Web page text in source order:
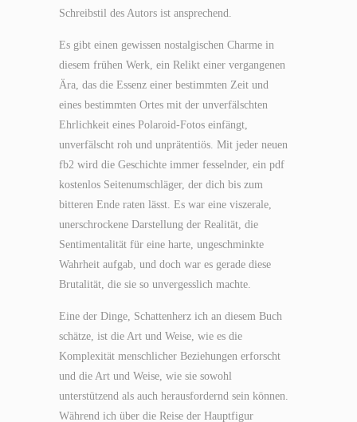
Schreibstil des Autors ist ansprechend.
Es gibt einen gewissen nostalgischen Charme in
diesem frühen Werk, ein Relikt einer vergangenen
Ära, das die Essenz einer bestimmten Zeit und
eines bestimmten Ortes mit der unverfälschten
Ehrlichkeit eines Polaroid-Fotos einfängt,
unverfälscht roh und unprätentiös. Mit jeder neuen
fb2 wird die Geschichte immer fesselnder, ein pdf
kostenlos Seitenumschläger, der dich bis zum
bitteren Ende raten lässt. Es war eine viszerale,
unerschrockene Darstellung der Realität, die
Sentimentalität für eine harte, ungeschminkte
Wahrheit aufgab, und doch war es gerade diese
Brutalität, die sie so unvergesslich machte.
Eine der Dinge, Schattenherz ich an diesem Buch
schätze, ist die Art und Weise, wie es die
Komplexität menschlicher Beziehungen erforscht
und die Art und Weise, wie sie sowohl
unterstützend als auch herausfordernd sein können.
Während ich über die Reise der Hauptfigur